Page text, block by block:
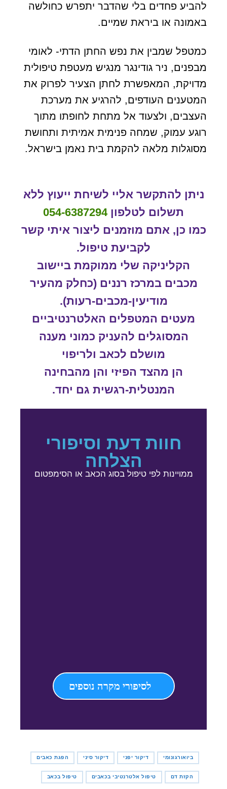
להביע פחדים בלי שהדבר יתפרש כחולשה
באמונה או ביראת שמיים.
כמטפל שמבין את נפש החתן הדתי- לאומי
מבפנים, ניר גודינגר מנגיש מעטפת טיפולית
מדויקת, המאפשרת לחתן הצעיר לפרוק את
המטענים העודפים, להרגיע את מערכת
העצבים, ולצעוד אל מתחת לחופתו מתוך
רוגע עמוק, שמחה פנימית אמיתית ותחושת
מסוגלות מלאה להקמת בית נאמן בישראל.
ניתן להתקשר אליי לשיחת ייעוץ ללא
תשלום לטלפון054-6387294
כמו כן, אתם מוזמנים ליצור איתי קשר
לקביעת טיפול.
הקליניקה שלי ממוקמת ביישוב
מכבים במרכז רננים (כחלק מהעיר
מודיעין-מכבים-רעות).
מעטים המטפלים האלטרנטיביים
המסוגלים להעניק כמוני מענה
מושלם לכאב ולריפוי
הן מהצד הפיזי והן מהבחינה
המנטלית-רגשית גם יחד.
חוות דעת וסיפורי
הצלחה
ממויינות לפי טיפול בסוג הכאב או הסימפטום
לסיפורי מקרה נוספים
ביואורגונומי דיקור יפני דיקור סיני הפגת כאבים
הקזת דם טיפול אלטרנטיבי בכאבים טיפול בכאב